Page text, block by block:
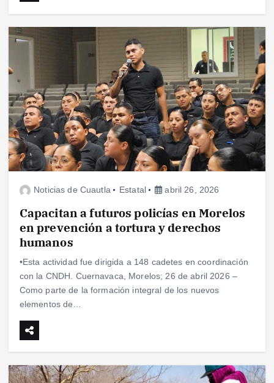
Noticias de Cuautla Estatal abril 26, 2026
Capacitan a futuros policías en Morelos
en prevención a tortura y derechos
humanos
•Esta actividad fue dirigida a 148 cadetes en coordinación
con la CNDH. Cuernavaca, Morelos; 26 de abril 2026 –
Como parte de la formación integral de los nuevos
elementos de…